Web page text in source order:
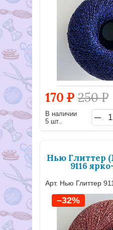
170 Р 250Р
В наличии
5 шт..
Нью Глиттер
9116
Арт. Нью Глиттер
–32%